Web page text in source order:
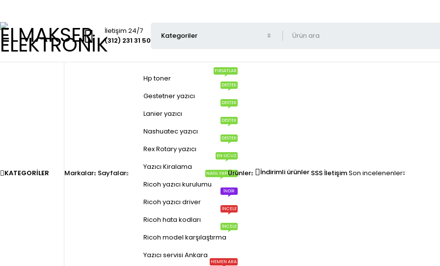
İletişim 24/7
(312) 231 31 50
KATEGORILER Markalar Sayfalar
Hp toner
FIRSATLAR
Gestetner yazıcı
DESTEK
Lanier yazıcı
DESTEK
Nashuatec yazıcı
DESTEK
Rex Rotary yazıcı
DESTEK
Yazıcı Kiralama
EN UCUZ
Ricoh yazıcı kurulumu
NASIL YAPILIR?
Ricoh yazıcı driver
İNDIR
Ricoh hata kodları
İNCELE
Ricoh model karşılaştırma
İNCELE
Yazıcı servisi Ankara
HEMEN ARA
Ürünler İndirimli ürünler SSS İletişimSon incelenenler